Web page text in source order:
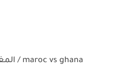
maroc vs ghana / المغرب - غانا